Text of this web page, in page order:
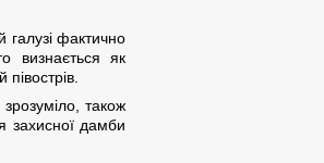
галузі фактично
визнається як
також
захисної дамби